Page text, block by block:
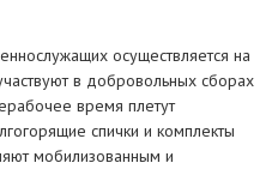
осуществляется на
в добровольных сборах
время плетут
спички и комплекты
мобилизованным и